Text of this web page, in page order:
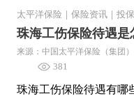
太平洋保险 保险资讯 投
珠海工伤保险待遇是
来源：中国太平洋保险（集团
381
珠海工伤保险待遇有哪